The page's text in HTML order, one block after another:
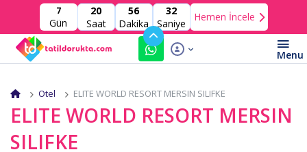
7
Gün
20
Saat
56
Dakika
31
Saniye
Hemen İncele
Otel ELITE WORLD RESORT MERSIN SILIFKE
ELITE WORLD RESORT MERSIN
SILIFKE